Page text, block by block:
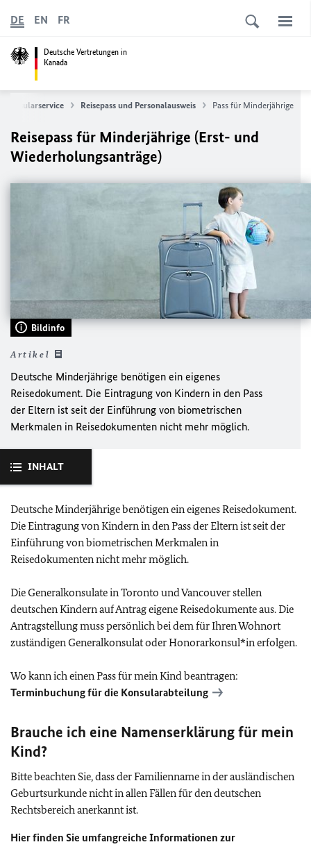
Deutsche Vertretungen in
Kanada
DE EN FR
Konsularservice Reisepass und Personalausweis Pass für Minderjährige
Reisepass für Minderjährige (Erst- und
Wiederholungsanträge)
Bildinfo
Artikel
Deutsche Minderjährige benötigen ein eigenes
Reisedokument. Die Eintragung von Kindern in den Pass
der Eltern ist seit der Einführung von biometrischen
Merkmalen in Reisedokumenten nicht mehr möglich.
INHALT
Deutsche Minderjährige benötigen ein eigenes Reisedokument.
Die Eintragung von Kindern in den Pass der Eltern ist seit der
Einführung von biometrischen Merkmalen in
Reisedokumenten nicht mehr möglich.
Die Generalkonsulate in Toronto und Vancouver stellen
deutschen Kindern auf Antrag eigene Reisedokumente aus. Die
Antragstellung muss persönlich bei dem für Ihren Wohnort
zuständigen Generalkonsulat oder Honorarkonsul*in erfolgen.
Wo kann ich einen Pass für mein Kind beantragen:
Terminbuchung für die Konsularabteilung
Brauche ich eine Namenserklärung für mein
Kind?
Bitte beachten Sie, dass der Familienname in der ausländischen
Geburtsurkunde nicht in allen Fällen für den deutschen
Rechtsbereich anerkannt ist.
Hier finden Sie umfangreiche Informationen zur